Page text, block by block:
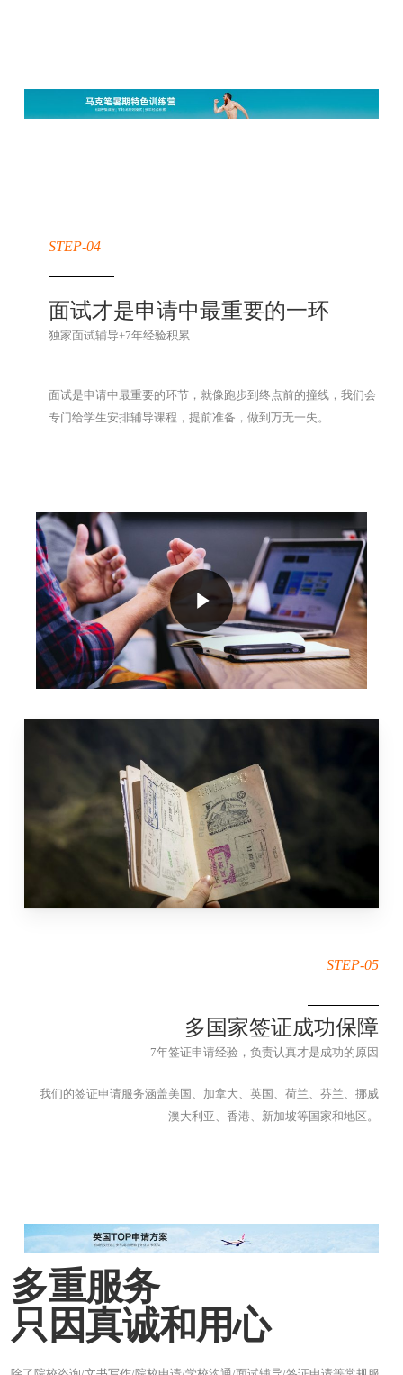
STEP-04
面试才是申请中最重要的一环
独家面试辅导+7年经验积累
面试是申请中最重要的环节，就像跑步到终点前的撞线，我们会
专门给学生安排辅导课程，提前准备，做到万无一失。
Play Video
STEP-05
多国家签证成功保障
7年签证申请经验，负责认真才是成功的原因
我们的签证申请服务涵盖美国、加拿大、英国、荷兰、芬兰、挪威
澳大利亚、香港、新加坡等国家和地区。
多重服务
只因真诚和用心